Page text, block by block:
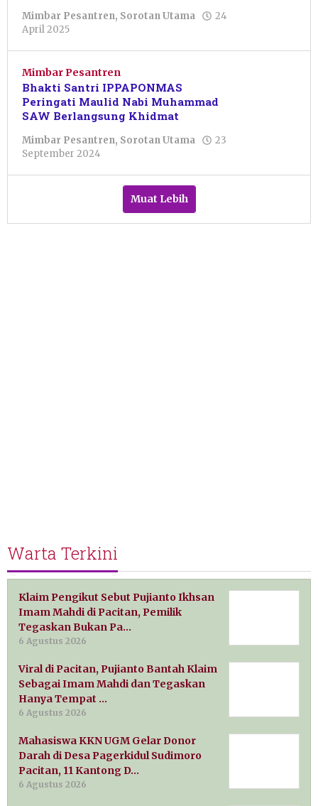
Mimbar Pesantren, Sorotan Utama
24
April 2025
Purnawan
Mimbar Pesantren
Bhakti Santri IPPAPONMAS
Peringati Maulid Nabi Muhammad
SAW Berlangsung Khidmat
Mimbar Pesantren, Sorotan Utama
23
September 2024
Azizah
Muat Lebih
Warta Terkini
Klaim Pengikut Sebut Pujianto Ikhsan
Imam Mahdi di Pacitan, Pemilik
Tegaskan Bukan Pa…
6 Agustus 2026
Viral di Pacitan, Pujianto Bantah Klaim
Sebagai Imam Mahdi dan Tegaskan
Hanya Tempat …
6 Agustus 2026
Mahasiswa KKN UGM Gelar Donor
Darah di Desa Pagerkidul Sudimoro
Pacitan, 11 Kantong D…
6 Agustus 2026